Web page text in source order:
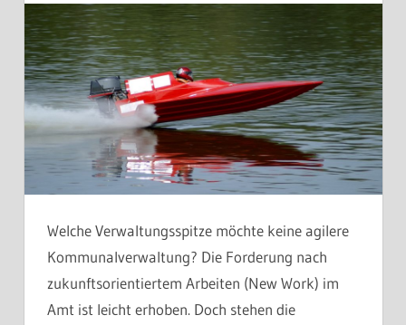
Welche Verwaltungsspitze möchte keine agilere
Kommunalverwaltung? Die Forderung nach
zukunftsorientiertem Arbeiten (New Work) im
Amt ist leicht erhoben. Doch stehen die